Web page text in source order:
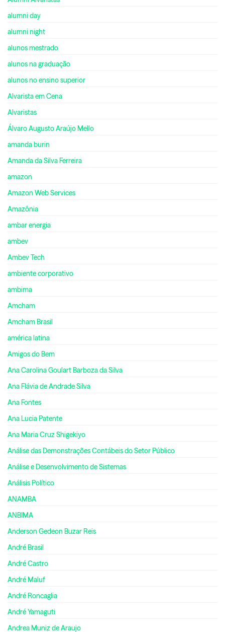
alumni day
alumni night
alunos mestrado
alunos na graduação
alunos no ensino superior
Alvarista em Cena
Alvaristas
Álvaro Augusto Araújo Mello
amanda burin
Amanda da Silva Ferreira
amazon
Amazon Web Services
Amazônia
ambar energia
ambev
Ambev Tech
ambiente corporativo
ambima
Amcham
Amcham Brasil
américa latina
Amigos do Bem
Ana Carolina Goulart Barboza da Silva
Ana Flávia de Andrade Silva
Ana Fontes
Ana Lucia Patente
Ana Maria Cruz Shigekiyo
Análise das Demonstrações Contábeis do Setor Público
Análise e Desenvolvimento de Sistemas
Análisis Político
ANAMBA
ANBIMA
Anderson Gedeon Buzar Reis
André Brasil
André Castro
André Maluf
André Roncaglia
André Yamaguti
Andrea Muniz de Araujo